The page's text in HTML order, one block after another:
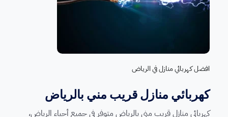
افضل كهربائي منازل في الرياض
كهربائي منازل قريب مني بالرياض
كهربائي منازل قريب مني بالرياض متوفر في جميع أحياء الرياض،